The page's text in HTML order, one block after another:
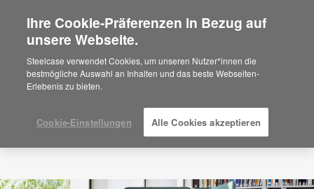
Are you in United States?
Would you like to see Products we sell in
your region?
Americas
Español
Ihre Cookie-Präferenzen in Bezug auf
unsere Webseite.
Steelcase verwendet Cookies, um unseren Nutzer*innen die
bestmögliche Auswahl an Inhalten und das beste Webseiten-
Erlebenis zu bieten.
Cookie-Einstellungen Alle Cookies akzeptieren